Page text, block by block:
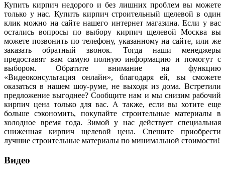
Купить кирпич недорого и без лишних проблем вы можете
только у нас. Купить кирпич строительный щелевой в один
клик можно на сайте нашего интернет магазина. Если у вас
остались вопросы по выбору кирпич щелевой Москва вы
можете позвонить по телефону, указанному на сайте, или же
заказать обратный звонок. Тогда наши менеджеры
предоставят вам самую полную информацию и помогут с
выбором. Обратите внимание на функцию
«Видеоконсультация онлайн», благодаря ей, вы сможете
оказаться в нашем шоу-руме, не выходя из дома. Встретили
предложение выгоднее? Сообщите нам и мы снизим рабочий
кирпич цена только для вас. А также, если вы хотите еще
больше сэкономить, покупайте строительные материалы в
холодное время года. Зимой у нас действует специальная
сниженная кирпич щелевой цена. Спешите приобрести
лучшие строительные материалы по минимальной стоимости!
Видео